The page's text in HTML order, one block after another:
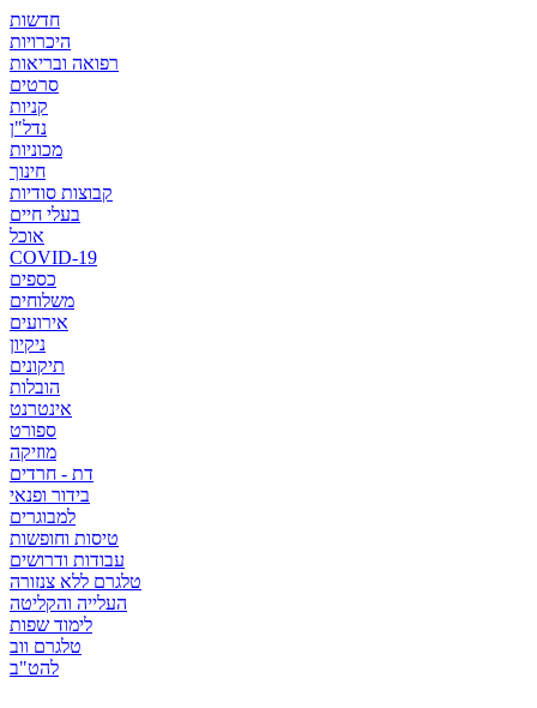
חדשות
היכרויות
רפואה ובריאות
סרטים
קניות
נדל"ן
מכוניות
חינוך
קבוצות סודיות
בעלי חיים
אוכל
COVID-19
כספים
משלוחים
אירועים
ניקיון
תיקונים
הובלות
אינטרנט
ספורט
מוזיקה
דת - חרדים
בידור ופנאי
למבוגרים
טיסות וחופשות
עבודות ודרושים
טלגרם ללא צנזורה
העלייה והקליטה
לימוד שפות
טלגרם ווב
להט"ב